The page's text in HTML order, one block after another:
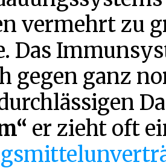
vermehrt zu
Das
gegen ganz
er zieht oft